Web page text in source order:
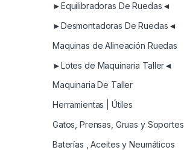
►Equilibradoras De Ruedas◄
►Desmontadoras De Ruedas◄
Maquinas de Alineación Ruedas
►Lotes de Maquinaria Taller◄
Maquinaria De Taller
Herramientas | Útiles
Gatos, Prensas, Gruas y Soportes
Baterías , Aceites y Neumáticos